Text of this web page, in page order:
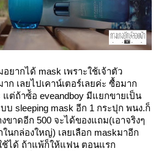
ากได้ mask เพราะใช้เจ้าตัว
ก เลยไปเคาน์เตอร์เลยค่ะ ซื้อมาก
ต่ถ้าซ์้อ eveandboy มีแยกขายเป็น
sleeping mask อีก 1 กระปุก พนง.ก็
ขาดอีก 500 จะได้ของแถม(เอาจริงๆ
นกล่องใหญ่) เลยเลือก maskมาอีก
ช้ได้ ถ้าแพ้ก็ให้แฟน ตอนแรก